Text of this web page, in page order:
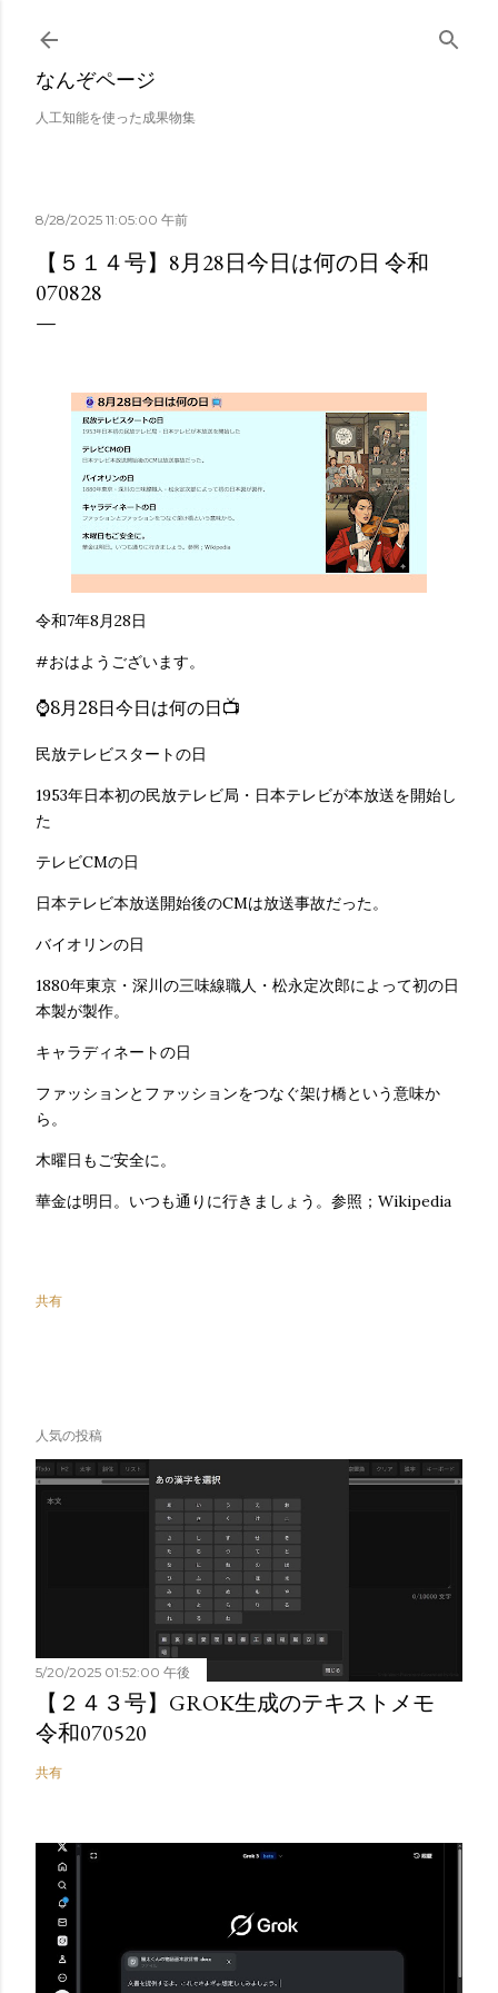
スキップしてメイン コンテンツに移動
なんぞページ
人工知能を使った成果物集
8/28/2025 11:05:00 午前
【５１４号】8月28日今日は何の日 令和
070828
令和7年8月28日
#おはようございます。
⌚8月28日今日は何の日📺
民放テレビスタートの日
1953年日本初の民放テレビ局・日本テレビが本放送を開始し
た
テレビCMの日
日本テレビ本放送開始後のCMは放送事故だった。
バイオリンの日
1880年東京・深川の三味線職人・松永定次郎によって初の日
本製が製作。
キャラディネートの日
ファッションとファッションをつなぐ架け橋という意味か
ら。
木曜日もご安全に。
華金は明日。いつも通りに行きましょう。参照；Wikipedia
共有
人気の投稿
5/20/2025 01:52:00 午後
【２４３号】GROK生成のテキストメモ
令和070520
共有